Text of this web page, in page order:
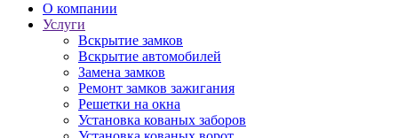
О компании
Услуги
Вскрытие замков
Вскрытие автомобилей
Замена замков
Ремонт замков зажигания
Решетки на окна
Установка кованых заборов